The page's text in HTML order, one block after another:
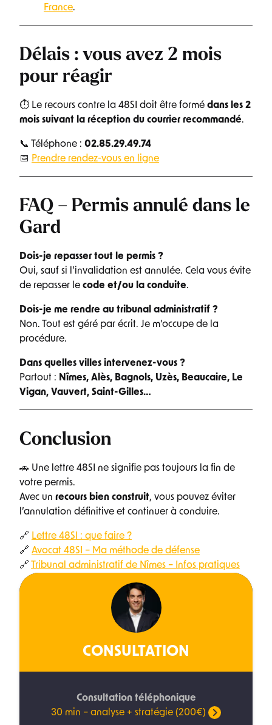
France.
Délais : vous avez 2 mois
pour réagir
⏱ Le recours contre la 48SI doit être formé dans les 2
mois suivant la réception du courrier recommandé.
📞 Téléphone : 02.85.29.49.74
📅
Prendre rendez-vous en ligne
FAQ – Permis annulé dans le
Gard
Dois-je repasser tout le permis ?
Oui, sauf si l’invalidation est annulée. Cela vous évite
de repasser le code et/ou la conduite.
Dois-je me rendre au tribunal administratif ?
Non. Tout est géré par écrit. Je m’occupe de la
procédure.
Dans quelles villes intervenez-vous ?
Partout : Nîmes, Alès, Bagnols, Uzès, Beaucaire, Le
Vigan, Vauvert, Saint-Gilles…
Conclusion
🚗 Une lettre 48SI ne signifie pas toujours la fin de
votre permis.
Avec un recours bien construit, vous pouvez éviter
l’annulation définitive et continuer à conduire.
🔗 Lettre 48SI : que faire ?
🔗 Avocat 48SI – Ma méthode de défense
🔗
Tribunal administratif de Nîmes – Infos pratiques
CONSULTATION
Consultation téléphonique
30 min – analyse + stratégie (200€)